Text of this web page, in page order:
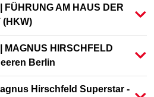
FÜHRUNG AM HAUS DER
(HKW)
MAGNUS HIRSCHFELD
Berlin
Hirschfeld Superstar -